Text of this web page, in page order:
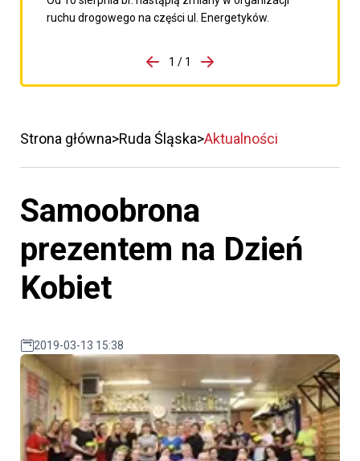
ruchu drogowego na części ul. Energetyków.
porzpedniego komunikatu
1 / 1
Przejdź do następnego
Strona główna Ruda Śląska Aktualności
Samoobrona
prezentem na Dzień
Kobiet
2019-03-13 15:38